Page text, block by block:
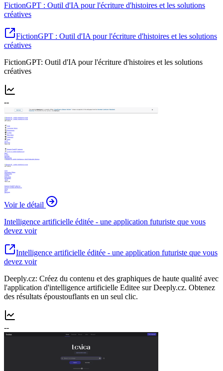
FictionGPT : Outil d'IA pour l'écriture d'histoires et les solutions
créatives
FictionGPT : Outil d'IA pour l'écriture d'histoires et les solutions
créatives
FictionGPT: Outil d'IA pour l'écriture d'histoires et les solutions
créatives
--
Voir le détail
Intelligence artificielle éditée - une application futuriste que vous
devez voir
Intelligence artificielle éditée - une application futuriste que vous
devez voir
Deeply.cz: Créez du contenu et des graphiques de haute qualité avec
l'application d'intelligence artificielle Editee sur Deeply.cz. Obtenez
des résultats époustouflants en un seul clic.
--